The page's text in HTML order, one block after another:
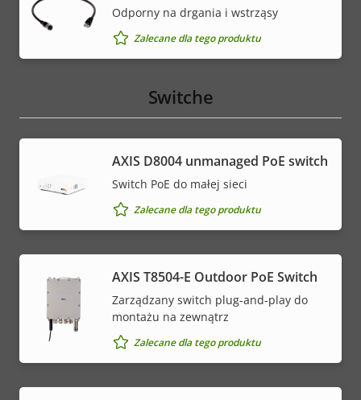
Odporny na drgania i wstrząsy
Zalecane dla tego produktu
Switche
AXIS ​D8004 unmanaged PoE switch
Switch PoE do małej sieci
Zalecane dla tego produktu
AXIS T8504-E Outdoor PoE Switch
Zarządzany switch plug-and-play do
montażu na zewnątrz
Zalecane dla tego produktu